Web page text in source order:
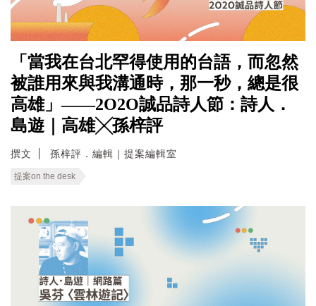
「當我在台北罕得使用的台語，而忽然
被誰用來與我溝通時，那一秒，總是很
高雄」——2O2O誠品詩人節：詩人．
島遊｜高雄╳孫梓評
撰文 孫梓評．編輯｜提案編輯室
提案on the desk